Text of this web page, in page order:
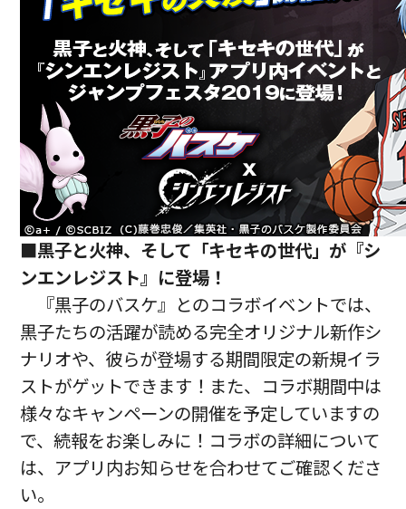
■黒子と火神、そして「キセキの世代」が『シ
ンエンレジスト』に登場！
『黒子のバスケ』とのコラボイベントでは、
黒子たちの活躍が読める完全オリジナル新作シ
ナリオや、彼らが登場する期間限定の新規イラ
ストがゲットできます！また、コラボ期間中は
様々なキャンペーンの開催を予定していますの
で、続報をお楽しみに！コラボの詳細について
は、アプリ内お知らせを合わせてご確認くださ
い。